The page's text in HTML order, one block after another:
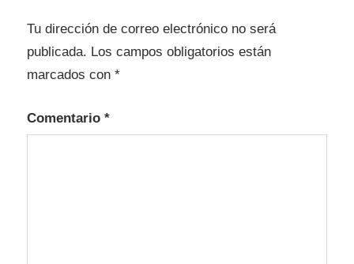
Tu dirección de correo electrónico no será
publicada. Los campos obligatorios están
marcados con *
Comentario *